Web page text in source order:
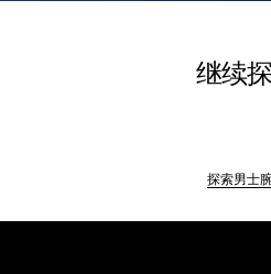
继续
探索男士
Footer